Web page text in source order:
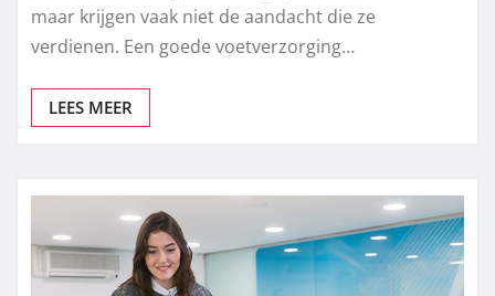
maar krijgen vaak niet de aandacht die ze
verdienen. Een goede voetverzorging…
LEES MEER